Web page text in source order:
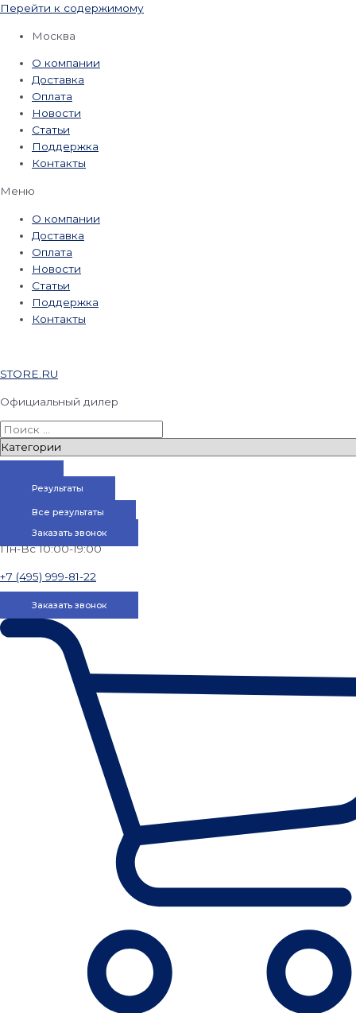
Перейти к содержимому
Москва
О компании
Доставка
Оплата
Новости
Статьи
Поддержка
Контакты
Меню
О компании
Доставка
Оплата
Новости
Статьи
Поддержка
Контакты
STORE.RU
Официальный дилер
Результаты
Все результаты
Заказать звонок
Пн-Вс 10:00-19:00
+7 (495) 999-81-22
Заказать звонок